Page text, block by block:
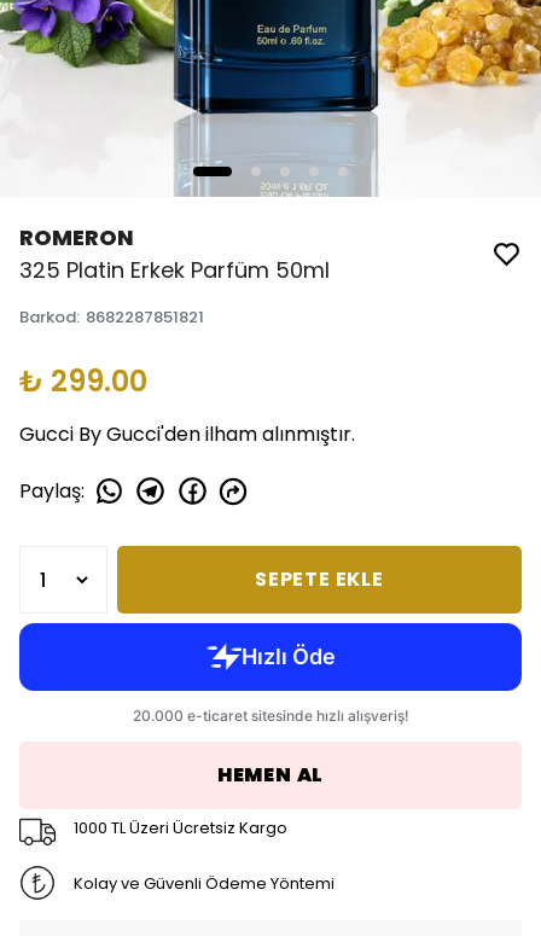
ROMERON
325 Platin Erkek Parfüm 50ml
Barkod: 8682287851821
₺ 299.00
Gucci By Gucci'den ilham alınmıştır.
Paylaş:
SEPETE EKLE
HEMEN AL
1000 TL Üzeri Ücretsiz Kargo
Kolay ve Güvenli Ödeme Yöntemi